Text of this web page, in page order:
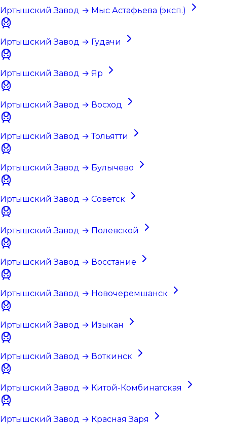
Иртышский Завод → Мыс Астафьева (эксп.)
Иртышский Завод → Гудачи
Иртышский Завод → Яр
Иртышский Завод → Восход
Иртышский Завод → Тольятти
Иртышский Завод → Булычево
Иртышский Завод → Советск
Иртышский Завод → Полевской
Иртышский Завод → Восстание
Иртышский Завод → Новочеремшанск
Иртышский Завод → Изыкан
Иртышский Завод → Воткинск
Иртышский Завод → Китой-Комбинатская
Иртышский Завод → Красная Заря